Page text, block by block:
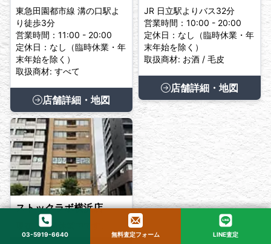
東急田園都市線 溝の口駅よ
り徒歩3分
営業時間：11:00 - 20:00
定休日：なし（臨時休業・年
末年始を除く）
取扱商材: すべて
店舗詳細・地図
JR 日立駅よりバス32分
営業時間：10:00 - 20:00
定休日：なし（臨時休業・年
末年始を除く）
取扱商材: お酒 / 毛皮
店舗詳細・地図
ストックラボ横浜店
現在、臨時休業中です。
03-5919-6640 無料査定フォーム LINE査定